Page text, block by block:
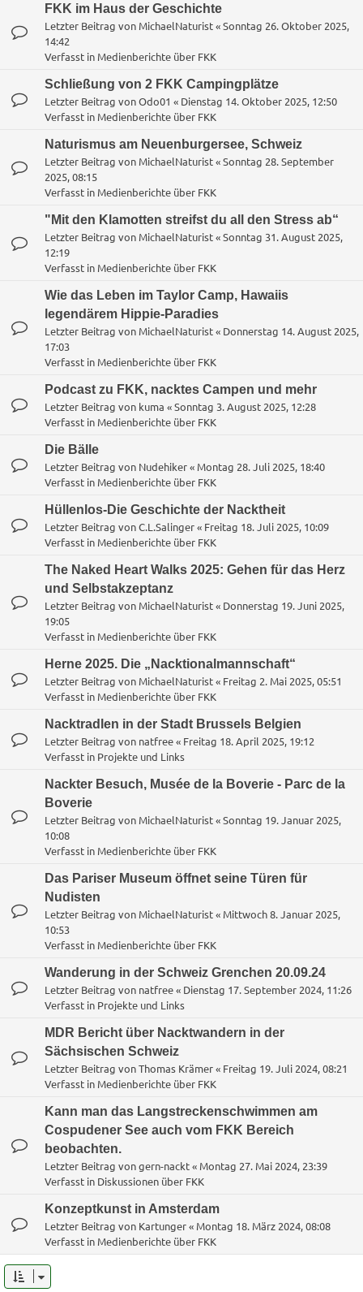
FKK im Haus der Geschichte
Letzter Beitrag von MichaelNaturist«Sonntag 26. Oktober 2025,
14:42
Verfasst in Medienberichte über FKK
Schließung von 2 FKK Campingplätze
Letzter Beitrag vonOdo01 « Dienstag 14. Oktober 2025, 12:50
Verfasst in Medienberichte über FKK
Naturismus am Neuenburgersee, Schweiz
Letzter Beitrag von MichaelNaturist«Sonntag 28. September
2025, 08:15
Verfasst in Medienberichte über FKK
"Mit den Klamotten streifst du all den Stress ab“
Letzter Beitrag von MichaelNaturist«Sonntag 31. August 2025,
12:19
Verfasst in Medienberichte über FKK
Wie das Leben im Taylor Camp, Hawaiis
legendärem Hippie-Paradies
Letzter Beitrag von MichaelNaturist« Donnerstag 14. August 2025,
17:03
Verfasst in Medienberichte über FKK
Podcast zu FKK, nacktes Campen und mehr
Letzter Beitrag von kuma «Sonntag 3. August 2025, 12:28
Verfasst in Medienberichte über FKK
Die Bälle
Letzter Beitrag von Nudehiker« Montag 28. Juli 2025, 18:40
Verfasst in Medienberichte über FKK
Hüllenlos-Die Geschichte der Nacktheit
Letzter Beitrag vonC.L.Salinger« Freitag 18. Juli 2025, 10:09
Verfasst in Medienberichte über FKK
The Naked Heart Walks 2025: Gehen für das Herz
und Selbstakzeptanz
Letzter Beitrag von MichaelNaturist« Donnerstag 19. Juni 2025,
19:05
Verfasst in Medienberichte über FKK
Herne 2025. Die „Nacktionalmannschaft“
Letzter Beitrag von MichaelNaturist« Freitag 2. Mai 2025, 05:51
Verfasst in Medienberichte über FKK
Nacktradlen in der Stadt Brussels Belgien
Letzter Beitrag von natfree« Freitag 18. April 2025, 19:12
Verfasst in Projekte und Links
Nackter Besuch, Musée de la Boverie - Parc de la
Boverie
Letzter Beitrag von MichaelNaturist«Sonntag 19. Januar 2025,
10:08
Verfasst in Medienberichte über FKK
Das Pariser Museum öffnet seine Türen für
Nudisten
Letzter Beitrag von MichaelNaturist« Mittwoch 8. Januar 2025,
10:53
Verfasst in Medienberichte über FKK
Wanderung in der Schweiz Grenchen 20.09.24
Letzter Beitrag von natfree« Dienstag 17. September 2024, 11:26
Verfasst in Projekte und Links
MDR Bericht über Nacktwandern in der
Sächsischen Schweiz
Letzter Beitrag vonThomas Krämer« Freitag 19. Juli 2024, 08:21
Verfasst in Medienberichte über FKK
Kann man das Langstreckenschwimmen am
Cospudener See auch vom FKK Bereich
beobachten.
Letzter Beitrag vongern-nackt« Montag 27. Mai 2024, 23:39
Verfasst in Diskussionen über FKK
Konzeptkunst in Amsterdam
Letzter Beitrag von Kartunger« Montag 18. März 2024, 08:08
Verfasst in Medienberichte über FKK